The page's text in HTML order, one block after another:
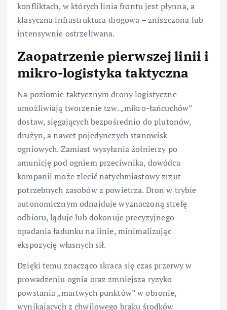
konfliktach, w których linia frontu jest płynna, a
klasyczna infrastruktura drogowa – zniszczona lub
intensywnie ostrzeliwana.
Zaopatrzenie pierwszej linii i
mikro-logistyka taktyczna
Na poziomie taktycznym drony logistyczne
umożliwiają tworzenie tzw. „mikro-łańcuchów”
dostaw, sięgających bezpośrednio do plutonów,
drużyn, a nawet pojedynczych stanowisk
ogniowych. Zamiast wysyłania żołnierzy po
amunicję pod ogniem przeciwnika, dowódca
kompanii może zlecić natychmiastowy zrzut
potrzebnych zasobów z powietrza. Dron w trybie
autonomicznym odnajduje wyznaczoną strefę
odbioru, ląduje lub dokonuje precyzyjnego
opadania ładunku na linie, minimalizując
ekspozycję własnych sił.
Dzięki temu znacząco skraca się czas przerwy w
prowadzeniu ognia oraz zmniejsza ryzyko
powstania „martwych punktów” w obronie,
wynikających z chwilowego braku środków